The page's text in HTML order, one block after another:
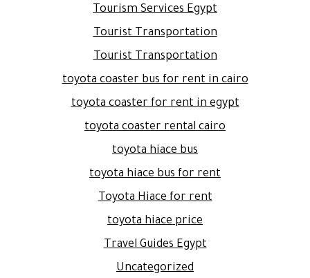
Tourism Services Egypt
Tourist Transportation
Tourist Transportation
toyota coaster bus for rent in cairo
toyota coaster for rent in egypt
toyota coaster rental cairo
toyota hiace bus
toyota hiace bus for rent
Toyota Hiace for rent
toyota hiace price
Travel Guides Egypt
Uncategorized